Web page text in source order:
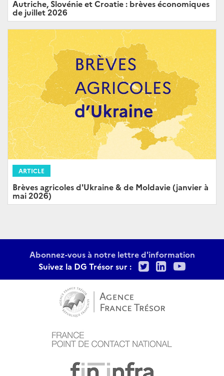
Autriche, Slovénie et Croatie : brèves économiques
de juillet 2026
ARTICLE
Brèves agricoles d'Ukraine & de Moldavie (janvier à
mai 2026)
Abonnez-vous à notre lettre d'information
Suivez la DG Trésor sur :
TwitterLinkedIn